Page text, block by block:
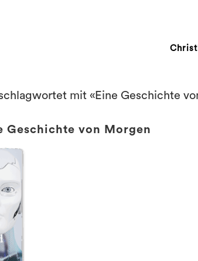
mit «Eine Geschichte
Geschichte von Morgen